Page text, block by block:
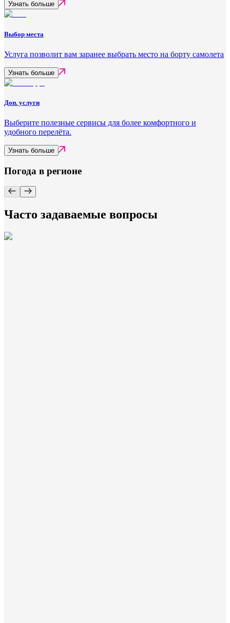
Узнать больше
Выбор места
Услуга позволит вам заранее выбрать место на борту самолета
Узнать больше
Доп. услуги
Выберите полезные сервисы для более комфортного и
удобного перелёта.
Узнать больше
Погода в регионе
Часто задаваемые вопросы